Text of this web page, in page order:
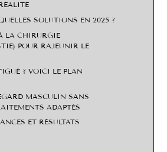
SOLUTIONS EN 2025 ?
LA CHIRURGIE
POUR RAJEUNIR LE
? VOICI LE PLAN
MASCULIN SANS
ADAPTÉS
ET RÉSULTATS